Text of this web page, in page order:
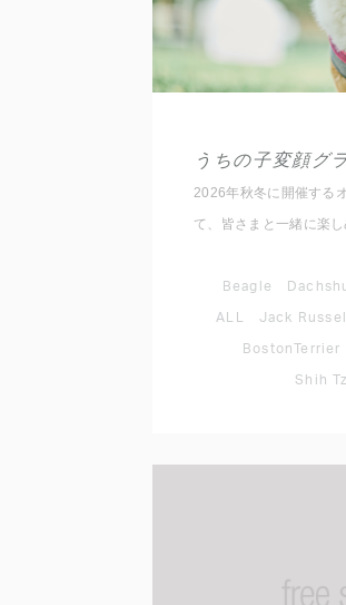
うちの子変顔グ
2026年秋冬に開催する
て、皆さまと一緒に楽
おきの変顔写真を撮影
と対象犬種アカウント
Instagramに投稿する
愛犬のベストショット
Beagle
ALL Jack
BostonTerrier
Shih